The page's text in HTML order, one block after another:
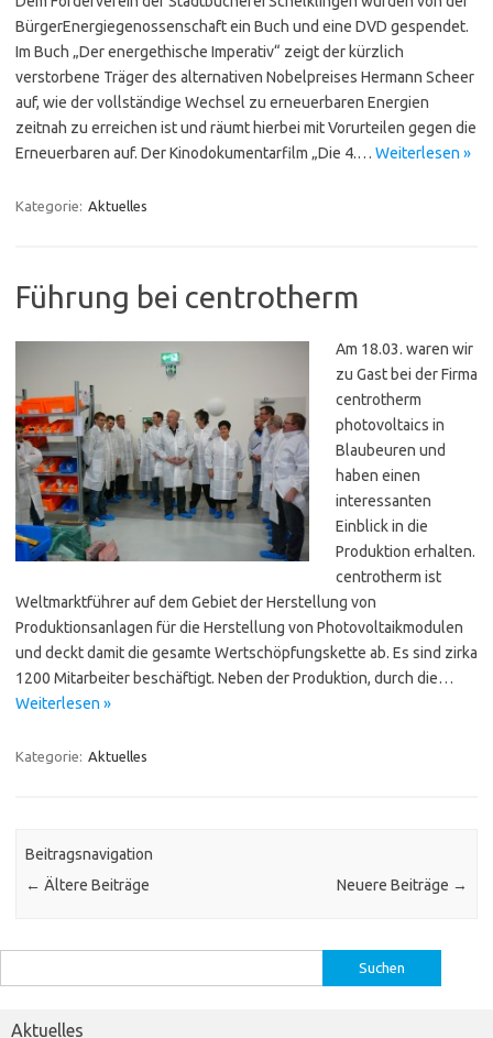
BürgerEnergiegenossenschaft ein Buch und eine DVD gespendet.
Im Buch „Der energethische Imperativ“ zeigt der kürzlich
verstorbene Träger des alternativen Nobelpreises Hermann Scheer
auf, wie der vollständige Wechsel zu erneuerbaren Energien
zeitnah zu erreichen ist und räumt hierbei mit Vorurteilen gegen die
Erneuerbaren auf. Der Kinodokumentarfilm „Die 4.… Weiterlesen »
Kategorie: Aktuelles
Führung bei centrotherm
Am 18.03. waren wir
zu Gast bei der Firma
centrotherm
photovoltaics in
Blaubeuren und
haben einen
interessanten
Einblick in die
Produktion erhalten.
centrotherm ist
Weltmarktführer auf dem Gebiet der Herstellung von
Produktionsanlagen für die Herstellung von Photovoltaikmodulen
und deckt damit die gesamte Wertschöpfungskette ab. Es sind zirka
1200 Mitarbeiter beschäftigt. Neben der Produktion, durch die…
Weiterlesen »
Kategorie: Aktuelles
Beitragsnavigation
← Ältere Beiträge Neuere Beiträge →
nach:
Aktuelles